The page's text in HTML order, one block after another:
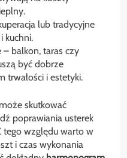
lub tradycyjne
kuchni.
balkon, taras czy
być dobrze
trwałości i estetyki.
skutkować
poprawiania usterek
tego względu warto w
i czas wykonania